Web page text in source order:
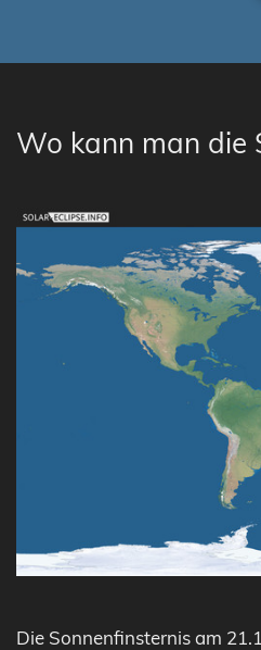
Wo kann man die
Die Sonnenfinsternis am